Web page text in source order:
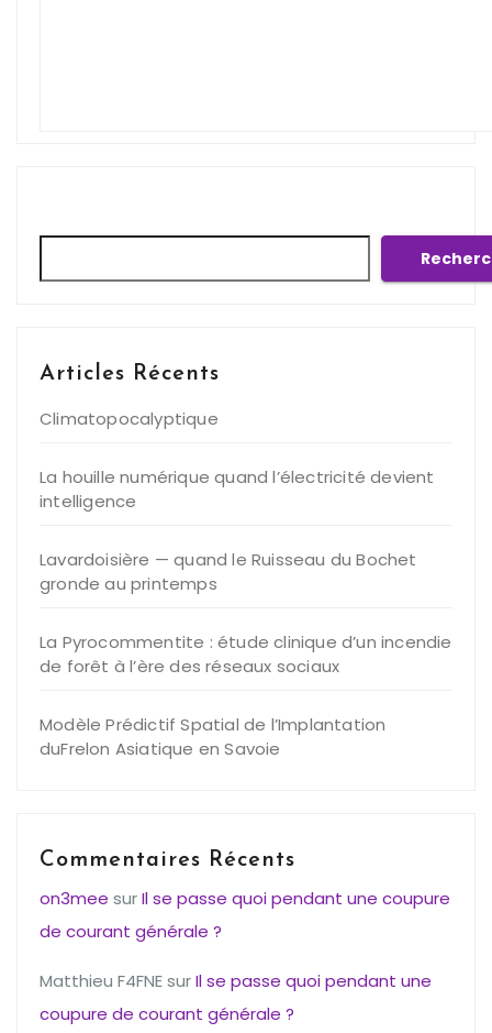
Articles Récents
Climatopocalyptique
La houille numérique quand l’électricité devient
intelligence
Lavardoisière — quand le Ruisseau du Bochet
gronde au printemps
La Pyrocommentite : étude clinique d’un incendie
de forêt à l’ère des réseaux sociaux
Modèle Prédictif Spatial de l’Implantation
duFrelon Asiatique en Savoie
Commentaires Récents
on3mee surIl se passe quoi pendant une coupure
de courant générale ?
Matthieu F4FNEsurIl se passe quoi pendant une
coupure de courant générale ?